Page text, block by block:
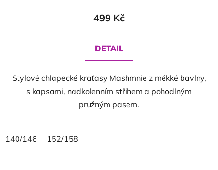
499 Kč
DETAIL
Stylové chlapecké kraťasy Mashmnie z měkké bavlny,
s kapsami, nadkolenním střihem a pohodlným
pružným pasem.
140/146 152/158